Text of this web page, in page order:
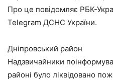
Про це повідомляє РБК-
Telegram ДСНС України.
Дніпровський район
Надзвичайники
районі було ліквідовано